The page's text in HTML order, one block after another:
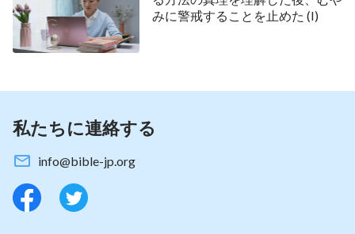
私の話しを聞き終えたチェン姉妹は笑顔でこう言
いました。「実は、主イエスは真キリストと偽キリ
ます。主はこう仰いました。『そのとき、だれかが
あなたがたに「見よ、ここにキリストがいる」、ま
た、「あそこにいる」と言っても、それを信じる
な。にせキリストたちや、にせ預言者たちが起っ
て、大いなるしるしと奇跡とを行い、できれば、選
民をも惑わそうとするであろう
みに警戒することを止めた (I)
私たちに連絡する
info@bible-jp.org